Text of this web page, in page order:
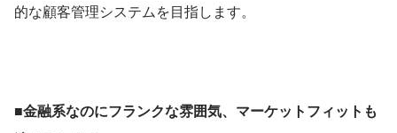
的な顧客管理システムを目指します。
■金融系なのにフランクな雰囲気、マーケットフィットも